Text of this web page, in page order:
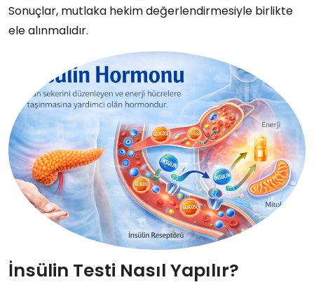
Sonuçlar, mutlaka hekim değerlendirmesiyle birlikte
ele alınmalıdır.
İnsülin Testi Nasıl Yapılır?